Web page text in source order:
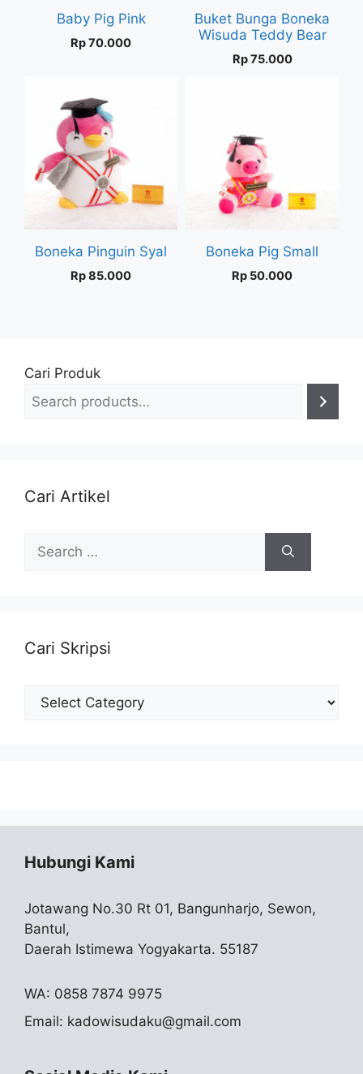
Baby Pig Pink
Rp70.000
Buket Bunga Boneka
Wisuda Teddy Bear
Rp75.000
Boneka Pinguin Syal
Rp85.000
Boneka Pig Small
Rp 50.000
Cari Produk
Cari Artikel
Search
for:
Cari Skripsi
Cari
Hubungi Kami
Jotawang No.30 Rt 01, Bangunharjo, Sewon,
Bantul,
Daerah Istimewa Yogyakarta. 55187
WA: 0858 7874 9975
Email: kadowisudaku@gmail.com